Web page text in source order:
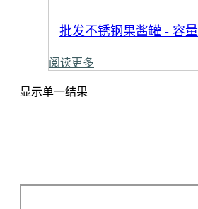
批发不锈钢果酱罐 - 容
阅读更多
显示单一结果